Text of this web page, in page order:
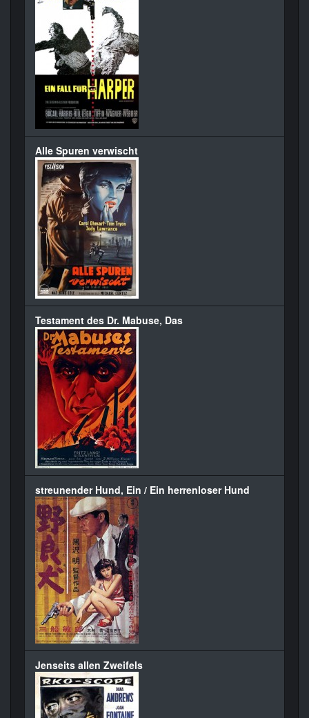
Alle Spuren verwischt
Testament des Dr. Mabuse, Das
streunender Hund, Ein / Ein herrenloser Hund
Jenseits allen Zweifels